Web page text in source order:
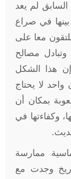
لم يعد
في صراع
معا على
وتبادل مصالح
هذا الشكل
لا يحتاج
بمكان أن
وكفاءتها في
ممارسة
وجدت مع